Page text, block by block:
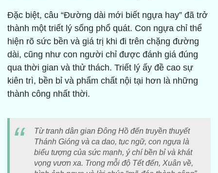
Đặc biệt, câu “Đường dài mới biết ngựa hay” đã trở
thành một triết lý sống phổ quát. Con ngựa chỉ thể
hiện rõ sức bền và giá trị khi đi trên chặng đường
dài, cũng như con người chỉ được đánh giá đúng
qua thời gian và thử thách. Triết lý ấy đề cao sự
kiên trì, bền bỉ và phẩm chất nội tại hơn là những
thành công nhất thời.
Từ tranh dân gian Đông Hồ đến truyền thuyết
Thánh Gióng và ca dao, tục ngữ, con ngựa là
biểu tượng của sức mạnh, ý chí bền bỉ và khát
vọng vươn xa. Trong mỗi độ Tết đến, Xuân về,